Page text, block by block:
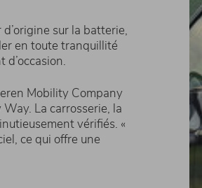
sur la batterie,
en toute tranquillité
Mobility Company
La carrosserie, la
vérifiés. «
ce qui offre une